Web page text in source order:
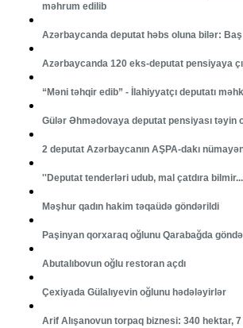
məhrum edilib
Azərbaycanda deputat həbs oluna bilər:
Azərbaycanda 120 eks-deputat pensiyaya
“Məni təhqir edib” - İlahiyyatçı deputatı
Gülər Əhmədovaya deputat pensiyası təyin
2 deputat Azərbaycanın AŞPA-dakı
''Deputat tenderləri udub, mal çatdıra
Məşhur qadın hakim təqaüdə göndərildi
Paşinyan qorxaraq oğlunu Qarabağda
Abutalıbovun oğlu restoran açdı
Çexiyada Gülalıyevin oğlunu hədələyirlər
Arif Alışanovun torpaq biznesi: 340 hektar,